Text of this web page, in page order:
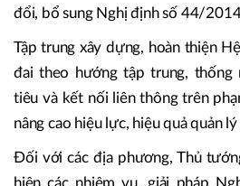
thông tư để khẩn trương sửa
30/6/2014 quy định chi tiết
xây dựng, điều chỉnh bảng giá đất;
vấn xác định giá đất để ban
đổi, bổ sung Nghị định số 44/
Tập trung xây dựng, hoàn thiện